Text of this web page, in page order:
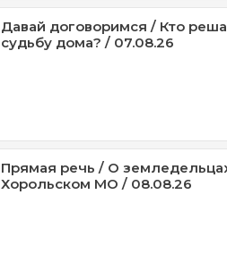
Давай договоримся / Кто
судьбу дома? / 07.08.26
Прямая речь / О
Хорольском МО / 08.08.26